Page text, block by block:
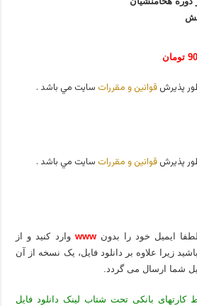
پذيرشقوانين و مقررات سايت مي باشد .
پذيرشقوانين و مقررات سايت مي باشد .
لطفا ایمیل خود را بدون www وارد کنید و از
زیرا علاوه بر دانلود فایل، یک نسخه از آن
شما ارسال می گردد.
کارتهای بانکی تحت شتاب لینک دانلود فایل